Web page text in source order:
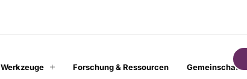
Werkzeuge Forschung & Ressourcen Gemeinschaft